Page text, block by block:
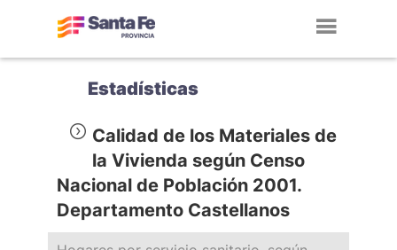
Estadísticas
Calidad de los Materiales de
la Vivienda según Censo
Nacional de Población 2001.
Departamento Castellanos